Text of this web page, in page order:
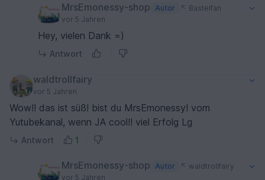
MrsEmonessy-shop Autor
Bastelfan
vor 5 Jahren
Hey, vielen Dank =)
Antwort
waldtrollfairy
vor 5 Jahren
Wow!! das ist süß! bist du MrsEmonessy! vom
Yutubekanal, wenn JA cool!! viel Erfolg Lg
Antwort 1
MrsEmonessy-shop Autor
waldtrollfairy
vor 5 Jahren